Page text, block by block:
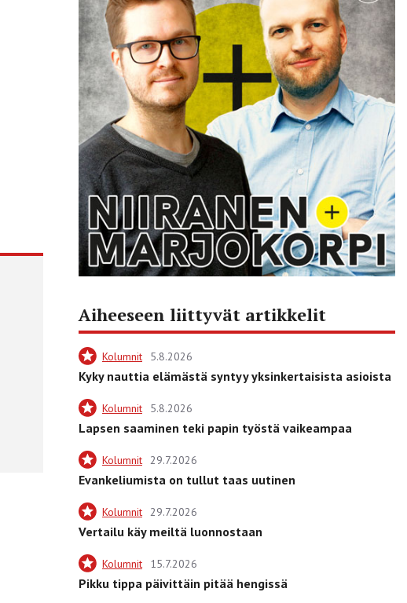
Aiheeseen liittyvät artikkelit
Kolumnit 5.8.2026
Kyky nauttia elämästä syntyy yksinkertaisista asioista
Kolumnit 5.8.2026
Lapsen saaminen teki papin työstä vaikeampaa
Kolumnit 29.7.2026
Evankeliumista on tullut taas uutinen
Kolumnit 29.7.2026
Vertailu käy meiltä luonnostaan
Kolumnit 15.7.2026
Pikku tippa päivittäin pitää hengissä